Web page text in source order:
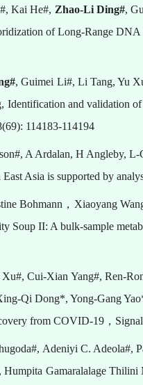
Kai He#, Zhao-Li Ding#,
of Long-Range
, Guimei Li#, Li Tang, Yu
Identification and validation
114183-114194
A Ardalan, H Angleby,
East Asia is supported by
Bohmann ， Xiaoyang
Soup II: A bulk-sample
Cui-Xian Yang#, Ren-
Qi Dong*, Yong-Gang
from COVID-19 ，
Adeniyi C. Adeola#,
Humpita Gamaralalage